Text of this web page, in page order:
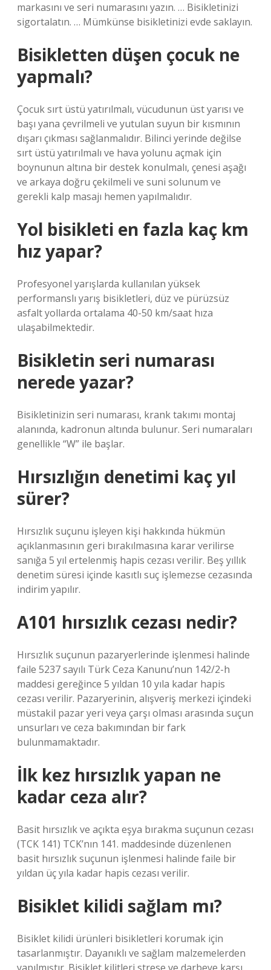
markasını ve seri numarasını yazın. … Bisikletinizi
sigortalatın. … Mümkünse bisikletinizi evde saklayın.
Bisikletten düşen çocuk ne
yapmalı?
Çocuk sırt üstü yatırılmalı, vücudunun üst yarısı ve
başı yana çevrilmeli ve yutulan suyun bir kısmının
dışarı çıkması sağlanmalıdır. Bilinci yerinde değilse
sırt üstü yatırılmalı ve hava yolunu açmak için
boynunun altına bir destek konulmalı, çenesi aşağı
ve arkaya doğru çekilmeli ve suni solunum ve
gerekli kalp masajı hemen yapılmalıdır.
Yol bisikleti en fazla kaç km
hız yapar?
Profesyonel yarışlarda kullanılan yüksek
performanslı yarış bisikletleri, düz ve pürüzsüz
asfalt yollarda ortalama 40-50 km/saat hıza
ulaşabilmektedir.
Bisikletin seri numarası
nerede yazar?
Bisikletinizin seri numarası, krank takımı montaj
alanında, kadronun altında bulunur. Seri numaraları
genellikle “W” ile başlar.
Hırsızlığın denetimi kaç yıl
sürer?
Hırsızlık suçunu işleyen kişi hakkında hükmün
açıklanmasının geri bırakılmasına karar verilirse
sanığa 5 yıl ertelenmiş hapis cezası verilir. Beş yıllık
denetim süresi içinde kasıtlı suç işlemezse cezasında
indirim yapılır.
A101 hırsızlık cezası nedir?
Hırsızlık suçunun pazaryerlerinde işlenmesi halinde
faile 5237 sayılı Türk Ceza Kanunu’nun 142/2-h
maddesi gereğince 5 yıldan 10 yıla kadar hapis
cezası verilir. Pazaryerinin, alışveriş merkezi içindeki
müstakil pazar yeri veya çarşı olması arasında suçun
unsurları ve ceza bakımından bir fark
bulunmamaktadır.
İlk kez hırsızlık yapan ne
kadar ceza alır?
Basit hırsızlık ve açıkta eşya bırakma suçunun cezası
(TCK 141) TCK’nın 141. maddesinde düzenlenen
basit hırsızlık suçunun işlenmesi halinde faile bir
yıldan üç yıla kadar hapis cezası verilir.
Bisiklet kilidi sağlam mı?
Bisiklet kilidi ürünleri bisikletleri korumak için
tasarlanmıştır. Dayanıklı ve sağlam malzemelerden